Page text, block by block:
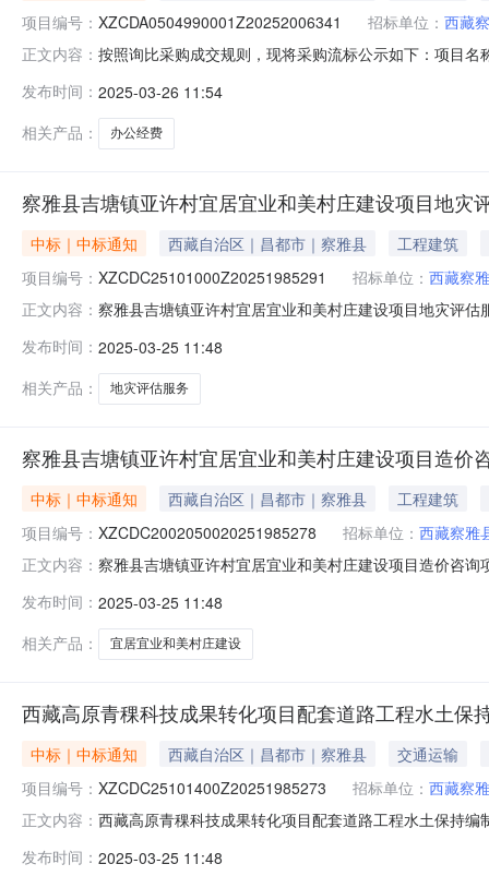
项目编号： XZCDA0504990001Z20252006341 招标单位： 西藏
正文内容： 按照询比采购成交规则，现将采购流标公示如下：项目
发布时间： 2025-03-26 11:54
相关产品：
办公经费
察雅县吉塘镇亚许村宜居宜业和美村庄建设项目地灾
中标｜中标通知 西藏自治区｜昌都市｜察雅县
工程建筑
项目编号： XZCDC25101000Z20251985291 招标单位： 西藏察
正文内容： 察雅县吉塘镇亚许村宜居宜业和美村庄建设项目地灾评
2025-02-2500:00:00发布时间：2025-02-2016:09:14采
发布时间： 2025-03-25 11:48
相关产品：
地灾评估服务
察雅县吉塘镇亚许村宜居宜业和美村庄建设项目造价
中标｜中标通知 西藏自治区｜昌都市｜察雅县
工程建筑
项目编号： XZCDC2002050020251985278 招标单位： 西藏察雅
正文内容： 察雅县吉塘镇亚许村宜居宜业和美村庄建设项目造价咨
2500:00:00发布时间：2025-02-2016:09:50采购编号：
发布时间： 2025-03-25 11:48
相关产品：
宜居宜业和美村庄建设
西藏高原青稞科技成果转化项目配套道路工程水土保
中标｜中标通知 西藏自治区｜昌都市｜察雅县
交通运输
项目编号： XZCDC25101400Z20251985273 招标单位： 西藏察
正文内容： 西藏高原青稞科技成果转化项目配套道路工程水土保持
间：2025-02-2500:00:00发布时间：2025-02-
发布时间： 2025-03-25 11:48